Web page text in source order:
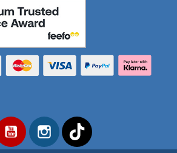
YouTubeInstagram